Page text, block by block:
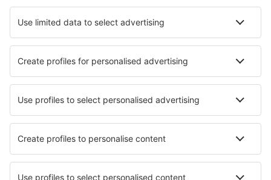
Hoteluri în Egmond aan Zee Hoteluri în Amsterdam
Hoteluri în Haga Hoteluri în Callantsoog
Hoteluri în Heeg Hoteluri în Lunteren
Hoteluri în Uitgeest Hoteluri în Deventer
Cele mai bune hoteluri - orașe
Hoteluri în Cenes de la Vega Hoteluri în Mary Esther